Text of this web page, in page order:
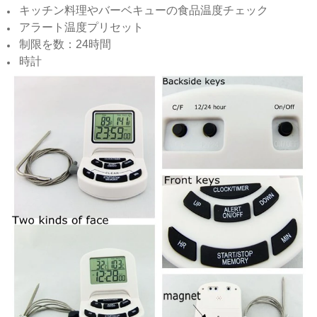
キッチン料理やバーベキューの食品温度チェック
アラート温度プリセット
制限を数：24時間
時計